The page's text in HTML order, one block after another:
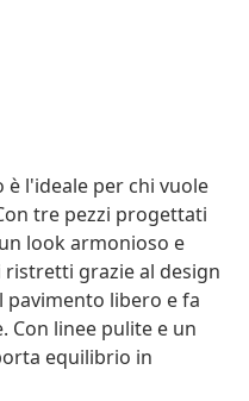
l'ideale per chi vuole
tre pezzi progettati
look armonioso e
grazie al design
pavimento libero e fa
Con linee pulite e un
equilibrio in